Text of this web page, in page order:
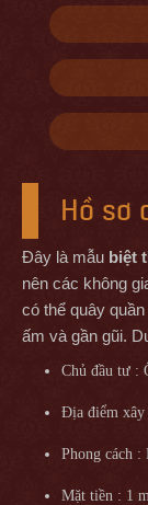
Hồ sơ
Đây là mẫu biệt
nên các không
có thể quây
ấm và gần gũi.
Chủ đầu tư :
Địa điểm xây
Phong cách :
Mặt tiền : 1